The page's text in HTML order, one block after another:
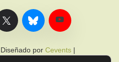
por Cevents|